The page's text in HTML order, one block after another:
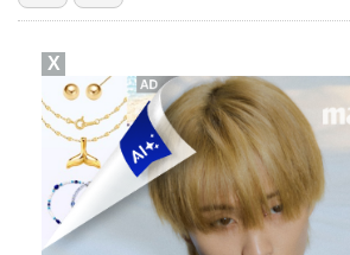
'1라운드 115위' 김민별, 2라
[ST포토] 정지효, 반가운 손인사
X